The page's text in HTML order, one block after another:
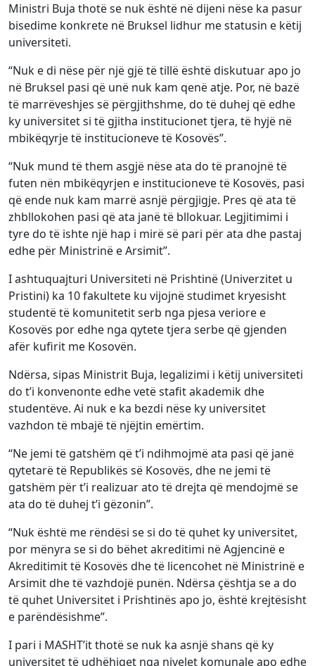
Ministri Buja thotë se nuk është në dijeni nëse ka pasur
bisedime konkrete në Bruksel lidhur me statusin e këtij
universiteti.
“Nuk e di nëse për një gjë të tillë është diskutuar apo jo
në Bruksel pasi që unë nuk kam qenë atje. Por, në bazë
të marrëveshjes së përgjithshme, do të duhej që edhe
ky universitet si të gjitha institucionet tjera, të hyjë në
mbikëqyrje të institucioneve të Kosovës”.
“Nuk mund të them asgjë nëse ata do të pranojnë të
futen nën mbikëqyrjen e institucioneve të Kosovës, pasi
që ende nuk kam marrë asnjë përgjigje. Pres që ata të
zhbllokohen pasi që ata janë të bllokuar. Legjitimimi i
tyre do të ishte një hap i mirë së pari për ata dhe pastaj
edhe për Ministrinë e Arsimit”.
I ashtuquajturi Universiteti në Prishtinë (Univerzitet u
Pristini) ka 10 fakultete ku vijojnë studimet kryesisht
studentë të komunitetit serb nga pjesa veriore e
Kosovës por edhe nga qytete tjera serbe që gjenden
afër kufirit me Kosovën.
Ndërsa, sipas Ministrit Buja, legalizimi i këtij universiteti
do t’i konvenonte edhe vetë stafit akademik dhe
studentëve. Ai nuk e ka bezdi nëse ky universitet
vazhdon të mbajë të njëjtin emërtim.
“Ne jemi të gatshëm që t’i ndihmojmë ata pasi që janë
qytetarë të Republikës së Kosovës, dhe ne jemi të
gatshëm për t’i realizuar ato të drejta që mendojmë se
ata do të duhej t’i gëzonin”.
“Nuk është me rëndësi se si do të quhet ky universitet,
por mënyra se si do bëhet akreditimi në Agjencinë e
Akreditimit të Kosovës dhe të licencohet në Ministrinë e
Arsimit dhe të vazhdojë punën. Ndërsa çështja se a do
të quhet Universitet i Prishtinës apo jo, është krejtësisht
e parëndësishme”.
I pari i MASHT’it thotë se nuk ka asnjë shans që ky
universitet të udhëhiqet nga nivelet komunale apo edhe